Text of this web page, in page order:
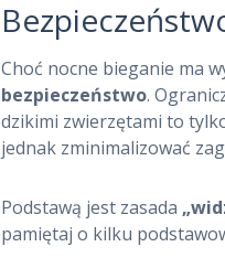
Choć nocne bieganie ma
bezpieczeństwo.
dzikimi zwierzętami to
jednak zminimalizować
Podstawą jest zasada
pamiętaj o kilku